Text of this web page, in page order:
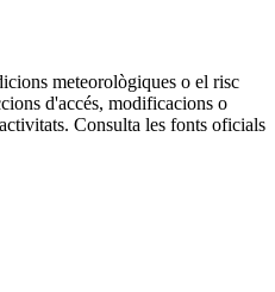
meteorològiques o el risc
d'accés, modificacions o
Consulta les fonts oficials